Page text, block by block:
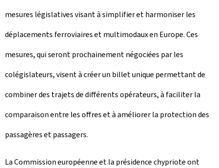
mesures législatives visant à simplifier et harmoniser les
déplacements ferroviaires et multimodaux en Europe. Ces
mesures, qui seront prochainement négociées par les
colégislateurs, visent à créer un billet unique permettant de
combiner des trajets de différents opérateurs, à faciliter la
comparaison entre les offres et à améliorer la protection des
passagères et passagers.
La Commission européenne et la présidence chypriote ont